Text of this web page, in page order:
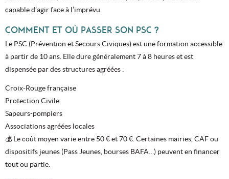
capable d’agir face à l’imprévu.
COMMENT ET OÙ PASSER SON PSC ?
Le PSC (Prévention et Secours Civiques) est une formation accessible
à partir de 10 ans. Elle dure généralement 7 à 8 heures et est
dispensée par des structures agréées :
Croix-Rouge française
Protection Civile
Sapeurs-pompiers
Associations agréées locales
💰 Le coût moyen varie entre 50 € et 70 €. Certaines mairies, CAF ou
dispositifs jeunes (Pass Jeunes, bourses BAFA…) peuvent en financer
tout ou partie.